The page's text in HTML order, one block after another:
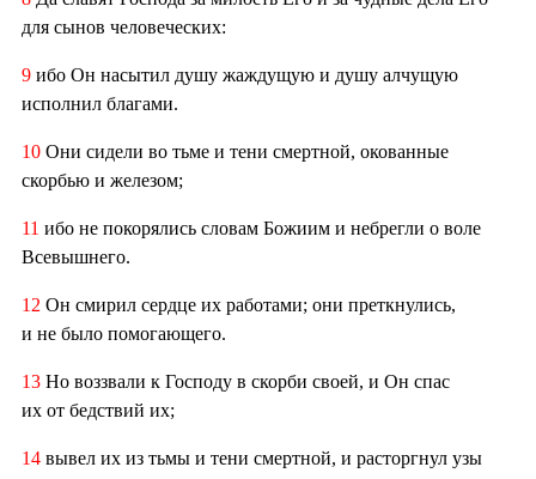
для сынов человеческих:
9 ибо Он насытил душу жаждущую и душу алчущую
исполнил благами.
10 Они сидели во тьме и тени смертной, окованные
скорбью и железом;
11 ибо не покорялись словам Божиим и небрегли о воле
Всевышнего.
12 Он смирил сердце их работами; они преткнулись,
и не было помогающего.
13 Но воззвали к Господу в скорби своей, и Он спас
их от бедствий их;
14 вывел их из тьмы и тени смертной, и расторгнул узы